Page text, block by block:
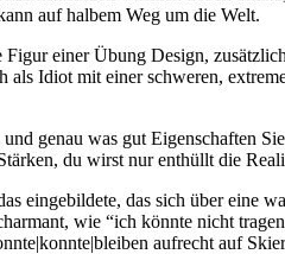
auf halbem Weg um die Welt.
einer Übung Design,
Idiot mit einer schweren,
genau was gut Eigenschaften
du wirst nur enthüllt die
eingebildete, das sich über eine
wie “ich könnte nicht
aufrecht auf